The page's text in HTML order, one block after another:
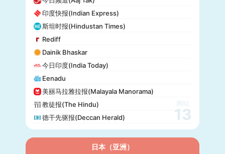
24.hu
晚邮报(Aftenposten)
DirBg
阿罗(Alo!)
政治报(Politiken)
24 Chasa
Fakti
印度快报(Indian Express)
斯坦时报(Hindustan Times)
Rediff
Dainik Bhaskar
今日印度(India Today)
Eenadu
美丽马拉雅拉报(Malayala Manorama)
教徒报(The Hindu)
德干先驱报(Deccan Herald)
网站
13
日本（亚洲）